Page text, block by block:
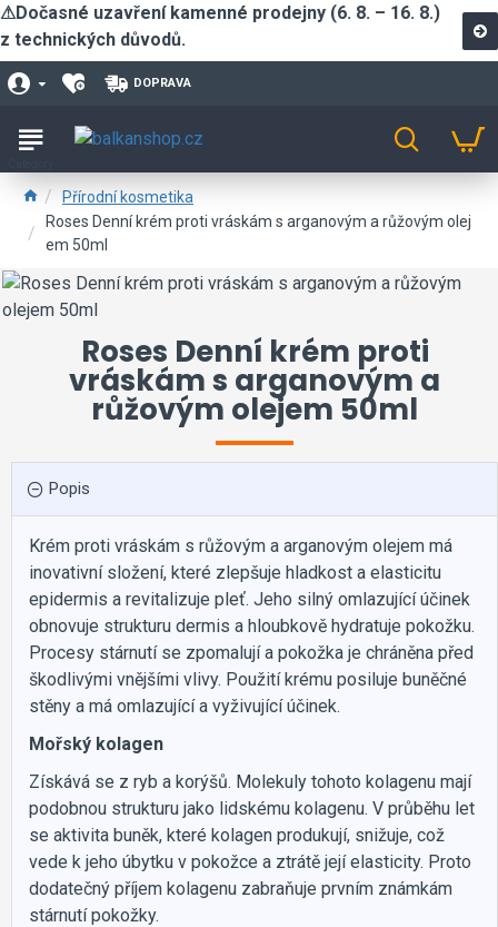
⚠Dočasné uzavření kamenné prodejny (6. 8. – 16. 8.)
z technických důvodů.
DOPRAVA
Přírodní kosmetika
Roses Denní krém proti vráskám s arganovým a růžovým olej
em 50ml
Roses Denní krém proti
vráskám s arganovým a
růžovým olejem 50ml
Popis
Krém proti vráskám s růžovým a arganovým olejem má
inovativní složení, které zlepšuje hladkost a elasticitu
epidermis a revitalizuje pleť. Jeho silný omlazující účinek
obnovuje strukturu dermis a hloubkově hydratuje pokožku.
Procesy stárnutí se zpomalují a pokožka je chráněna před
škodlivými vnějšími vlivy. Použití krému posiluje buněčné
stěny a má omlazující a vyživující účinek.
Mořský kolagen
Získává se z ryb a korýšů. Molekuly tohoto kolagenu mají
podobnou strukturu jako lidskému kolagenu. V průběhu let
se aktivita buněk, které kolagen produkují, snižuje, což
vede k jeho úbytku v pokožce a ztrátě její elasticity. Proto
dodatečný příjem kolagenu zabraňuje prvním známkám
stárnutí pokožky.